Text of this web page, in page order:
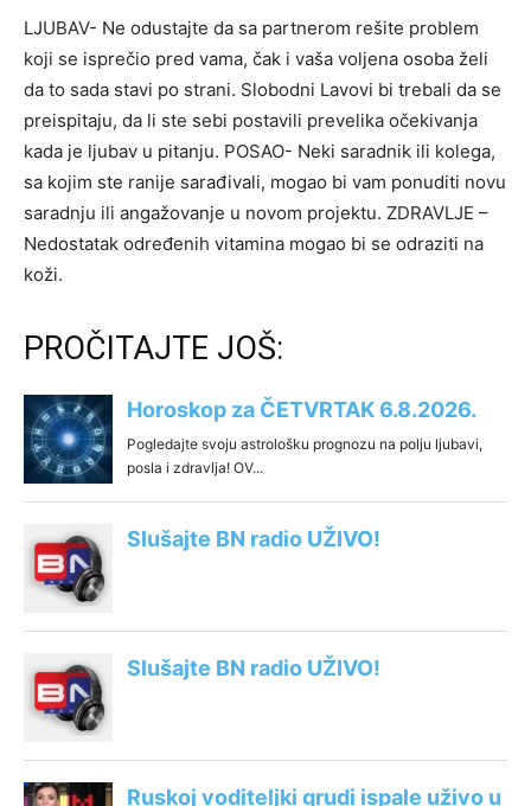
LJUBAV- Ne odustajte da sa partnerom rešite problem
koji se isprečio pred vama, čak i vaša voljena osoba želi
da to sada stavi po strani. Slobodni Lavovi bi trebali da se
preispitaju, da li ste sebi postavili prevelika očekivanja
kada je ljubav u pitanju. POSAO- Neki saradnik ili kolega,
sa kojim ste ranije sarađivali, mogao bi vam ponuditi novu
saradnju ili angažovanje u novom projektu. ZDRAVLJE –
Nedostatak određenih vitamina mogao bi se odraziti na
koži.
PROČITAJTE JOŠ: